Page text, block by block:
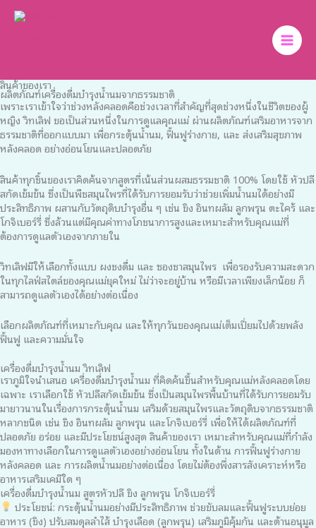
สินค้าของเรา
ผลิตภัณฑ์เครื่องดื่มบำรุงน้ำนมจากธรรมชาติ
เพราะเราเข้าใจว่าช่วงหลังคลอดคือช่วงเวลาที่สำคัญที่สุดช่วงหนึ่งในชีวิตของผู้
หญิง วิทเลิฟ ขอเป็นส่วนหนึ่งในการดูแลคุณแม่ ผ่านผลิตภัณฑ์เสริมอาหารจาก
ธรรมชาติที่ออกแบบมา เพื่อกระตุ้นน้ำนม, ฟื้นฟูร่างกาย, และ ส่งเสริมสุขภาพ
หลังคลอด อย่างอ่อนโยนและปลอดภัย
สินค้าทุกชิ้นของเราคิดค้นจากสูตรที่เน้นส่วนผสมธรรมชาติ 100% โดยใช้ หัวปลี
สกัดเข้มข้น ซึ่งเป็นพืชสมุนไพรที่ได้รับการยอมรับว่าช่วยเพิ่มน้ำนมได้อย่างมี
ประสิทธิภาพ ผสานกับวัตถุดิบบำรุงอื่น ๆ เช่น ขิง อินทผลัม ลูกพรุน ตะไคร้ และ
โกจิเบอร์รี่ ซึ่งล้วนแต่มีคุณค่าทางโภชนาการสูงและเหมาะสำหรับคุณแม่ที่
ต้องการดูแลตัวเองจากภายใน
วิทเลิฟมีให้เลือกทั้งแบบ ผงชงดื่ม และ ซองชาสมุนไพร เพื่อรองรับความสะดวก
ในทุกไลฟ์สไตล์ของคุณแม่ยุคใหม่ ไม่ว่าจะอยู่บ้าน หรือมีเวลาเพียงเล็กน้อย ก็
สามารถดูแลตัวเองได้อย่างต่อเนื่อง
เลือกผลิตภัณฑ์ที่เหมาะกับคุณ และให้ทุกวันของคุณแม่เต็มเปี่ยมไปด้วยพลัง
ฟื้นฟู และความมั่นใจ
เครื่องดื่มบำรุงน้ำนม วิทเลิฟ
เราภูมิใจนำเสนอ เครื่องดื่มบำรุงน้ำนม ที่คิดค้นขึ้นสำหรับคุณแม่หลังคลอดโดย
เฉพาะ เราเลือกใช้ หัวปลีสกัดเข้มข้น ซึ่งเป็นสมุนไพรพื้นบ้านที่ได้รับการยอมรับ
มายาวนานในเรื่องการกระตุ้นน้ำนม เสริมด้วยสมุนไพรและวัตถุดิบจากธรรมชาติ
หลากชนิด เช่น ขิง อินทผลัม ลูกพรุน และโกจิเบอร์รี่ เพื่อให้ได้ผลิตภัณฑ์ที่
ปลอดภัย อร่อย และมีประโยชน์สูงสุด สินค้าของเรา เหมาะสำหรับคุณแม่ที่กำลัง
มองหาทางเลือกในการดูแลตัวเองอย่างอ่อนโยน ทั้งในด้าน การฟื้นฟูร่างกาย
หลังคลอด และ การผลิตน้ำนมอย่างต่อเนื่อง โดยไม่ต้องพึ่งสารสังเคราะห์หรือ
อาหารเสริมเคมีใด ๆ
เครื่องดื่มบำรุงน้ำนม สูตรหัวปลี ขิง ลูกพรุน โกจิเบอร์รี่
ประโยชน์: กระตุ้นน้ำนมอย่างมีประสิทธิภาพ ช่วยขับลมและฟื้นฟูระบบย่อย
อาหาร (ขิง) ปรับสมดุลลำไส้ บำรุงเลือด (ลูกพรุน) เสริมภูมิคุ้มกัน และต้านอนุมูล